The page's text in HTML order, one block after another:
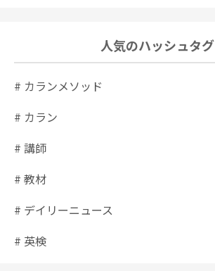
人気のハッシュタグ
# カランメソッド
# カラン
# 講師
# 教材
# デイリーニュース
# 英検